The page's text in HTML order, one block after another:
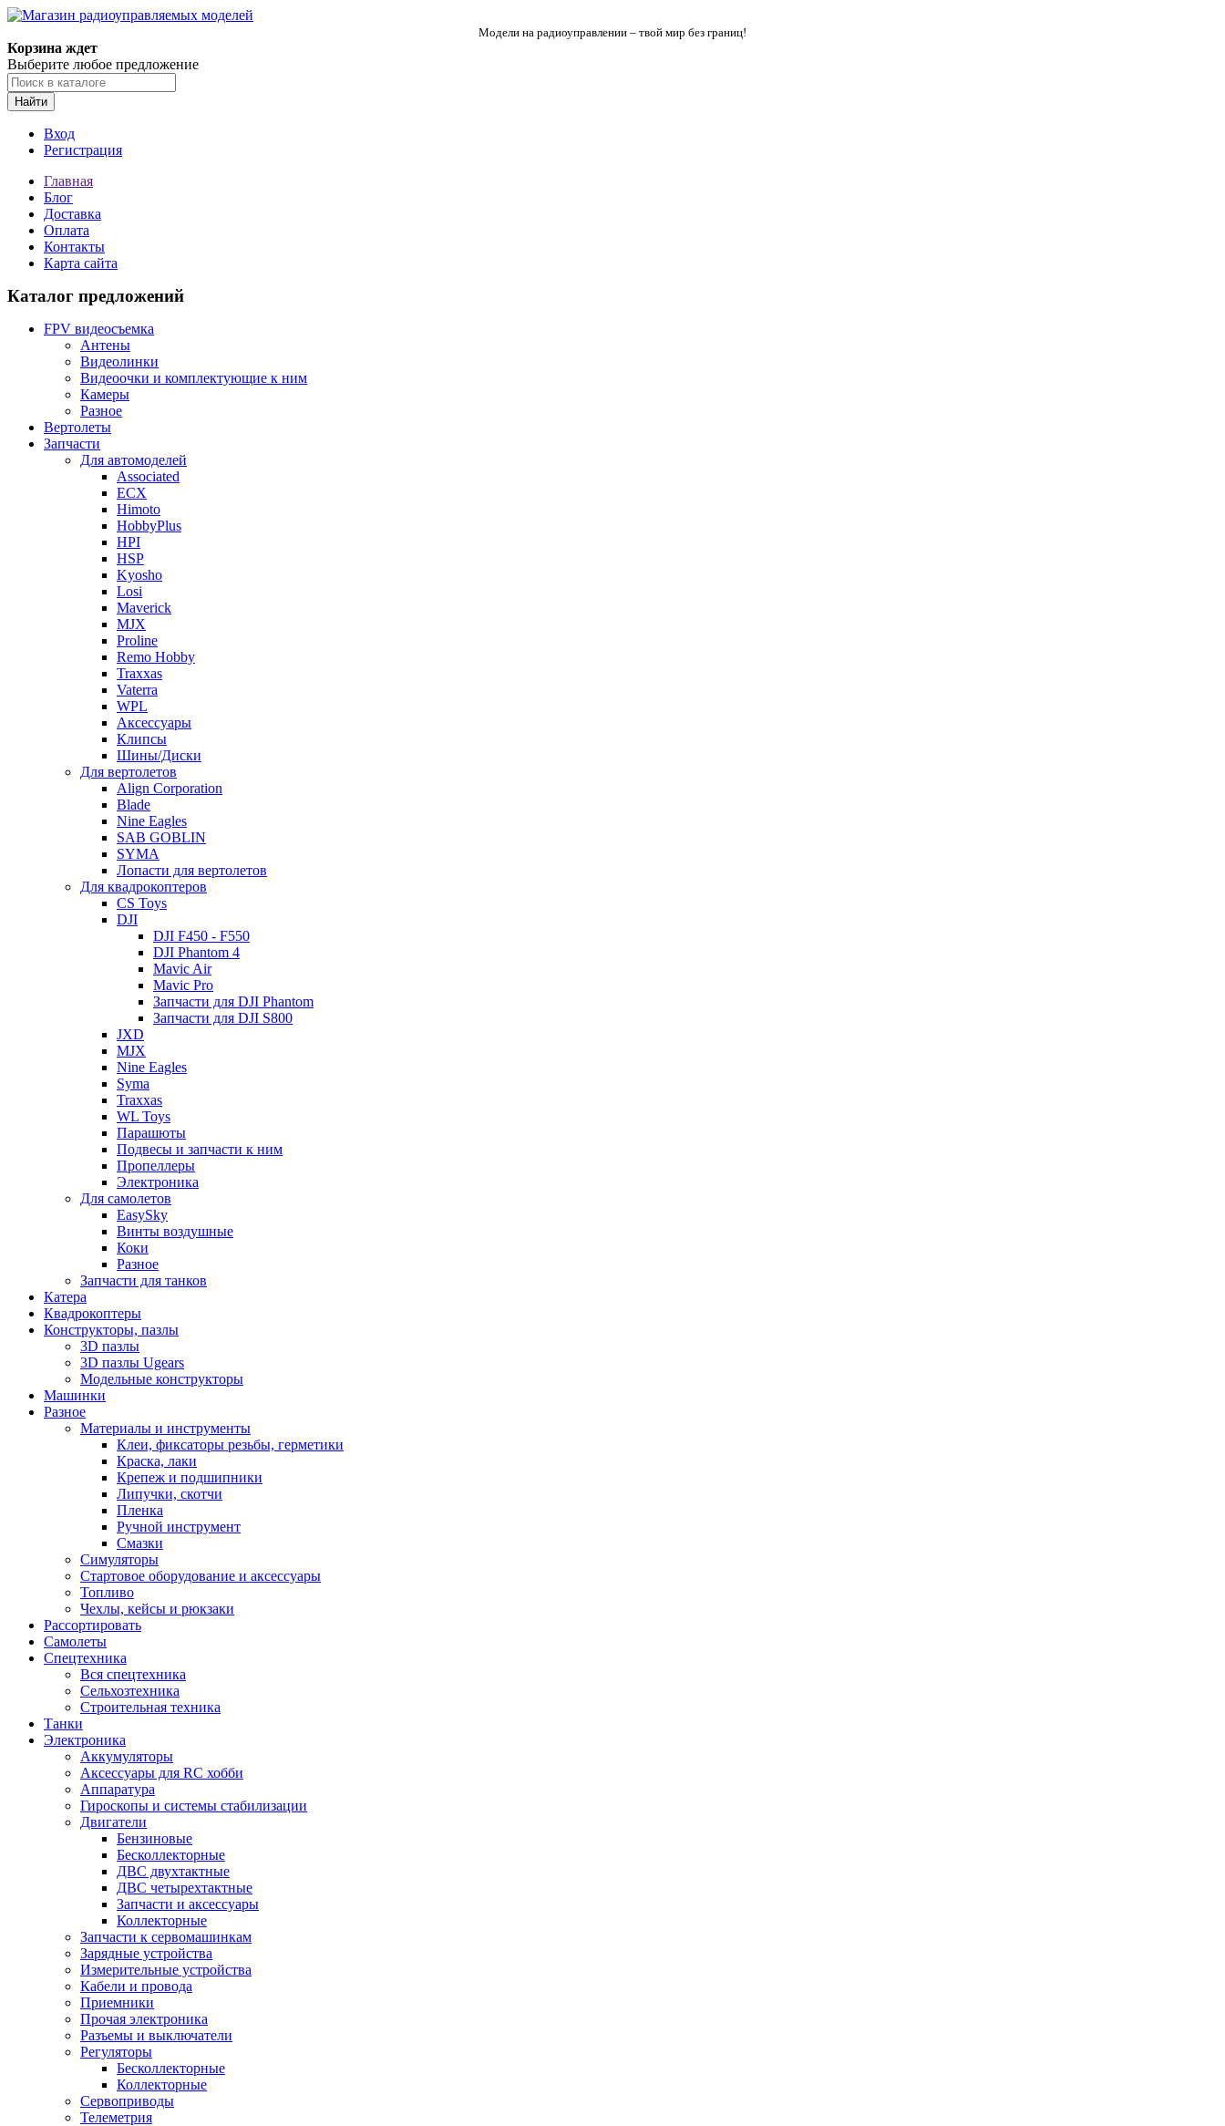
Модели на радиоуправлении – твой мир без границ!
Корзина ждет
Выберите любое предложение
Найти
Вход
Регистрация
Главная
Блог
Доставка
Оплата
Контакты
Карта сайта
Каталог предложений
FPV видеосъемка
Антены
Видеолинки
Видеоочки и комплектующие к ним
Камеры
Разное
Вертолеты
Запчасти
Для автомоделей
Associated
ECX
Himoto
HobbyPlus
HPI
HSP
Kyosho
Losi
Maverick
MJX
Proline
Remo Hobby
Traxxas
Vaterra
WPL
Аксессуары
Клипсы
Шины/Диски
Для вертолетов
Align Corporation
Blade
Nine Eagles
SAB GOBLIN
SYMA
Лопасти для вертолетов
Для квадрокоптеров
CS Toys
DJI
DJI F450 - F550
DJI Phantom 4
Mavic Air
Mavic Pro
Запчасти для DJI Phantom
Запчасти для DJI S800
JXD
MJX
Nine Eagles
Syma
Traxxas
WL Toys
Парашюты
Подвесы и запчасти к ним
Пропеллеры
Электроника
Для самолетов
EasySky
Винты воздушные
Коки
Разное
Запчасти для танков
Катера
Квадрокоптеры
Конструкторы, пазлы
3D пазлы
3D пазлы Ugears
Модельные конструкторы
Машинки
Разное
Материалы и инструменты
Клеи, фиксаторы резьбы, герметики
Краска, лаки
Крепеж и подшипники
Липучки, скотчи
Пленка
Ручной инструмент
Смазки
Симуляторы
Стартовое оборудование и аксессуары
Топливо
Чехлы, кейсы и рюкзаки
Рассортировать
Самолеты
Спецтехника
Вся спецтехника
Сельхозтехника
Строительная техника
Танки
Электроника
Аккумуляторы
Аксессуары для RC хобби
Аппаратура
Гироскопы и системы стабилизации
Двигатели
Бензиновые
Бесколлекторные
ДВС двухтактные
ДВС четырехтактные
Запчасти и аксессуары
Коллекторные
Запчасти к сервомашинкам
Зарядные устройства
Измерительные устройства
Кабели и провода
Приемники
Прочая электроника
Разъемы и выключатели
Регуляторы
Бесколлекторные
Коллекторные
Сервоприводы
Телеметрия